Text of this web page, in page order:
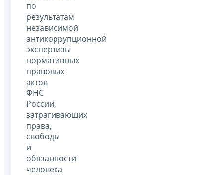
по
результатам
независимой
антикоррупционной
экспертизы
нормативных
правовых
актов
ФНС
России,
затрагивающих
права,
свободы
и
обязанности
человека